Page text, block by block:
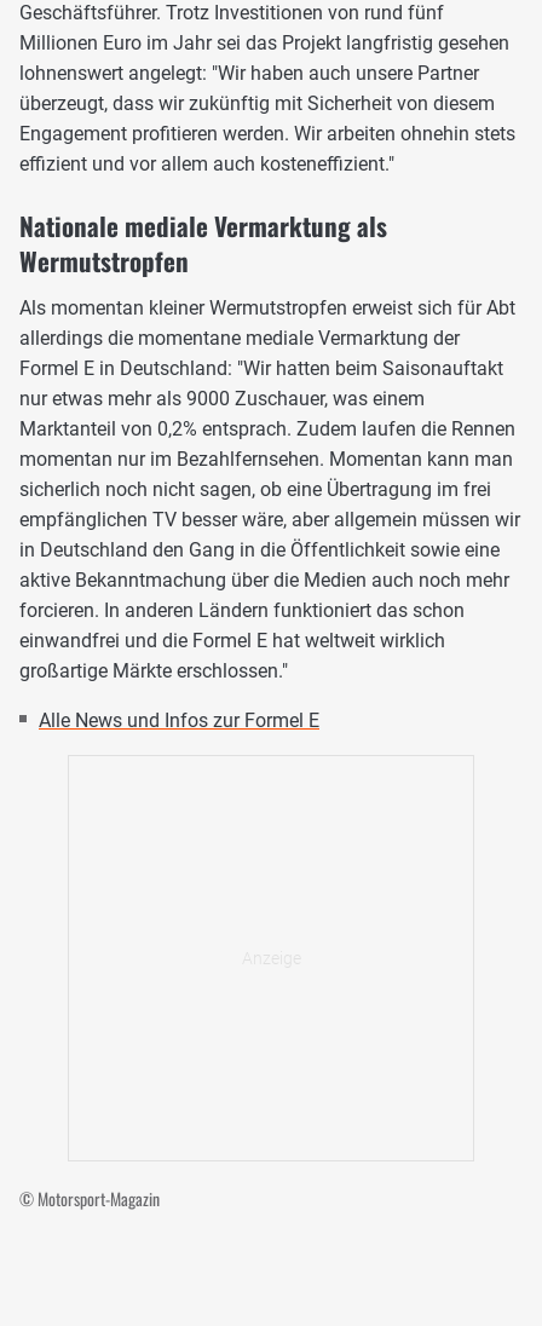
Geschäftsführer. Trotz Investitionen von rund fünf
Millionen Euro im Jahr sei das Projekt langfristig gesehen
lohnenswert angelegt: "Wir haben auch unsere Partner
überzeugt, dass wir zukünftig mit Sicherheit von diesem
Engagement profitieren werden. Wir arbeiten ohnehin stets
effizient und vor allem auch kosteneffizient."
Nationale mediale Vermarktung als
Wermutstropfen
Als momentan kleiner Wermutstropfen erweist sich für Abt
allerdings die momentane mediale Vermarktung der
Formel E in Deutschland: "Wir hatten beim Saisonauftakt
nur etwas mehr als 9000 Zuschauer, was einem
Marktanteil von 0,2% entsprach. Zudem laufen die Rennen
momentan nur im Bezahlfernsehen. Momentan kann man
sicherlich noch nicht sagen, ob eine Übertragung im frei
empfänglichen TV besser wäre, aber allgemein müssen wir
in Deutschland den Gang in die Öffentlichkeit sowie eine
aktive Bekanntmachung über die Medien auch noch mehr
forcieren. In anderen Ländern funktioniert das schon
einwandfrei und die Formel E hat weltweit wirklich
großartige Märkte erschlossen."
Alle News und Infos zur Formel E
© Motorsport-Magazin